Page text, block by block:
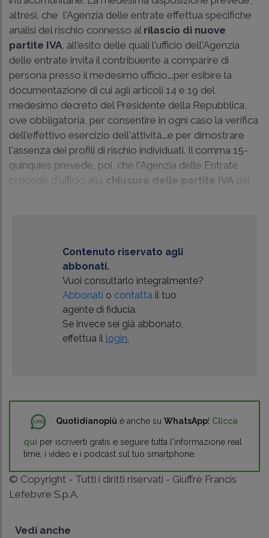
altresì, che l'Agenzia delle entrate effettua specifiche
analisi del rischio connesso al rilascio di nuove
partite IVA , all'esito delle quali l'ufficio dell'Agenzia
delle entrate invita il contribuente a comparire di
persona presso il medesimo ufficio….per esibire la
documentazione di cui agli articoli 14 e 19 del
medesimo decreto del Presidente della Repubblica,
ove obbligatoria, per consentire in ogni caso la verifica
dell'effettivo esercizio dell'attività….e per dimostrare
l'assenza dei profili di rischio individuati. Il comma 15-
quinquies prevede, poi, che l'Agenzia delle Entrate
procede d'ufficio alla chiusura delle partite IVA dei
Contenuto riservato agli
abbonati.
Vuoi consultarlo integralmente?
Abbonati o contatta il tuo
agente di fiducia.
Se invece sei già abbonato,
effettua il login.
Quotidianopiù è anche su WhatsApp! Clicca
qui per iscriverti gratis e seguire tutta l'informazione real
time, i video e i podcast sul tuo smartphone.
© Copyright - Tutti i diritti riservati - Giuffrè Francis
Lefebvre S.p.A.
Vedi anche